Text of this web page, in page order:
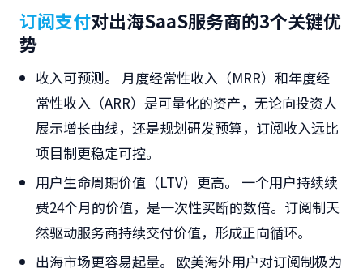
订阅支付对出海SaaS服务商的3个关键优
势
收入可预测。
月度经常性收入（MRR）和年度经
常性收入（ARR）是可量化的资产，无论向投资人
展示增长曲线，还是规划研发预算，订阅收入远比
项目制更稳定可控。
用户生命周期价值（LTV）更高。
一个用户持续续
费24个月的价值，是一次性买断的数倍。订阅制天
然驱动服务商持续交付价值，形成正向循环。
出海市场更容易起量。
欧美海外用户对订阅制极为